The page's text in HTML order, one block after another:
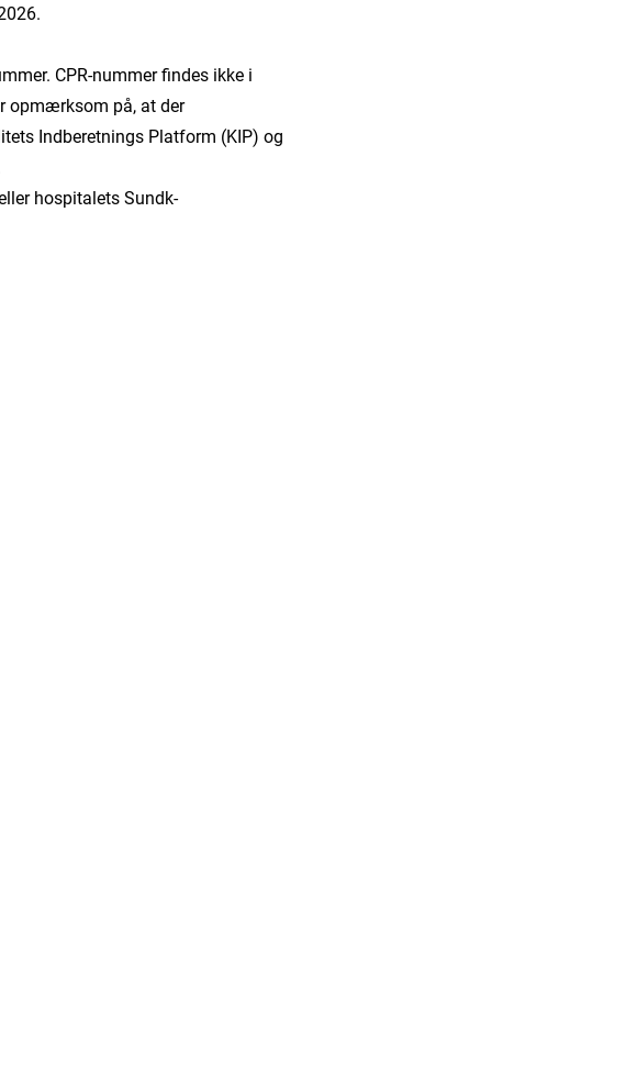
CPR-nummer findes ikke i
opmærksom på, at der
Indberetnings Platform (KIP) og
hospitalets Sundk-